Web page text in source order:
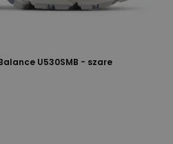
U530SMB - szare